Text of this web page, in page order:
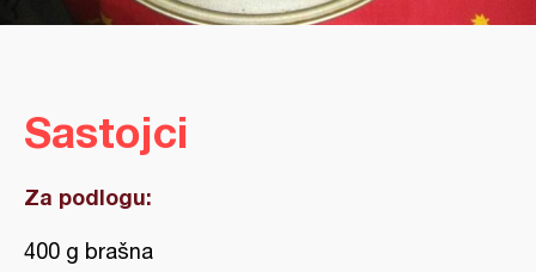
Sastojci
Za podlogu:
400 g brašna